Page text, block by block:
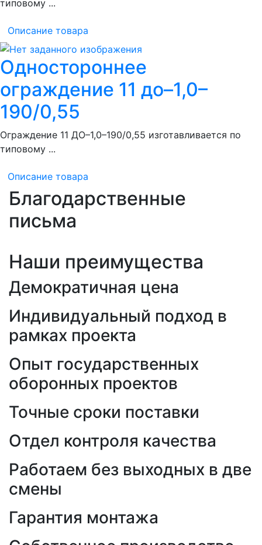
типовому ...
Описание товара
Одностороннее
ограждение 11 до–1,0–
190/0,55
Ограждение 11 ДО–1,0–190/0,55 изготавливается по
типовому ...
Описание товара
Благодарственные
письма
Наши преимущества
Демократичная цена
Индивидуальный подход в
рамках проекта
Опыт государственных
оборонных проектов
Точные сроки поставки
Отдел контроля качества
Работаем без выходных в две
смены
Гарантия монтажа